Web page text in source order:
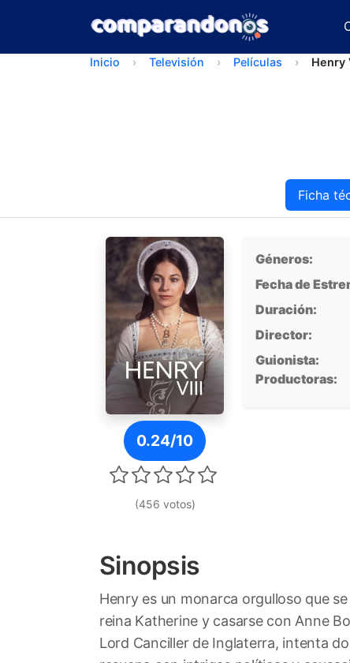
Inicio Televisión Películas Henry
Ficha
Ficha técnica
Póster de Henry VIII
0.24/10
(456 votos)
Géneros:
Fecha de
Duración:
Director:
Guionista:
Productoras:
Sinopsis
Henry es un monarca orgulloso que
reina Katherine y casarse con Anne
Lord Canciller de Inglaterra, intenta